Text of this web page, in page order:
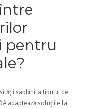
pentru
sablării, a tipului de
adaptează soluțiile la